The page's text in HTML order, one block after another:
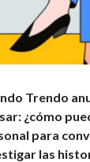
Trendo
¿cómo
para
las